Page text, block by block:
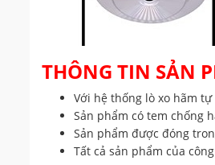
THÔNG TIN SẢN
Với hệ thống lò xo hãm tự
Sản phẩm có tem chống
Sản phẩm được đóng
Tất cả sản phẩm của